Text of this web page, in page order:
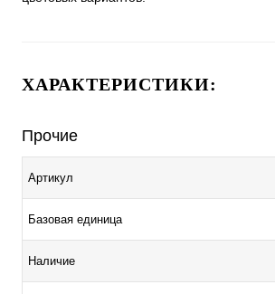
ХАРАКТЕРИСТИКИ:
Прочие
Артикул
Базовая единица
Наличие